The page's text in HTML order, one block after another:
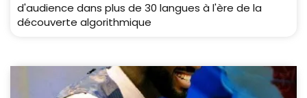
d'audience dans plus de 30 langues à l'ère de la
découverte algorithmique